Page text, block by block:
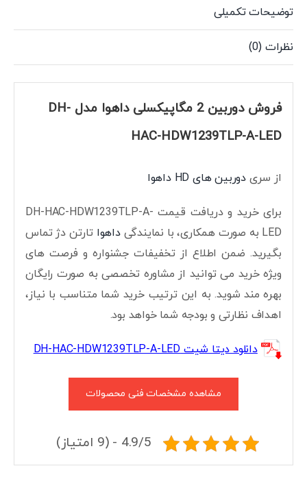
توضیحات تکمیلی
نظرات (0)
فروش دوربین 2 مگاپیکسلی داهوا مدل DH-
HAC-HDW1239TLP-A-LED
از سری دوربین های HD داهوا
برای خرید و دریافت قیمت DH-HAC-HDW1239TLP-A-
LED به صورت همکاری، با نمایندگی
داهوا تارتن دژ تماس
بگیرید. ضمن اطلاع از تخفیفات جشنواره و فرصت های
ویژه خرید می توانید از مشاوره تخصصی به صورت رایگان
بهره مند شوید. به این ترتیب خرید شما متناسب با نیاز،
اهداف نظارتی و بودجه شما خواهد بود.
دانلود دیتا شیت DH-HAC-HDW1239TLP-A-LED
مشاهده مشخصات فنی محصولات
4.9/5 - (9 امتیاز)